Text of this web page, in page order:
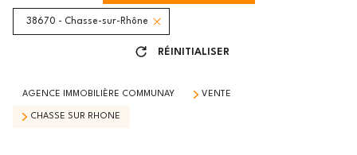
38670 - Chasse-sur-Rhône
RÉINITIALISER
AGENCE IMMOBILIÈRE COMMUNAY VENTE
CHASSE SUR RHONE